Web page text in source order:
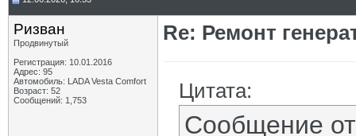
Ризван
Продвинутый
Регистрация: 10.01.2016
Адрес: 95
Автомобиль: LADA Vesta Сomfort
Возраст: 52
Сообщений: 1,753
Re: Ремонт
Цитата:
Сообщение